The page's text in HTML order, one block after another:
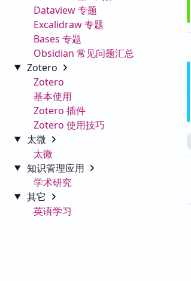
Dataview 专题
Excalidraw 专题
Bases 专题
Obsidian 常见问题汇总
Zotero
Zotero
基本使用
Zotero 插件
Zotero 使用技巧
太微
太微
知识管理应用
学术研究
其它
英语学习